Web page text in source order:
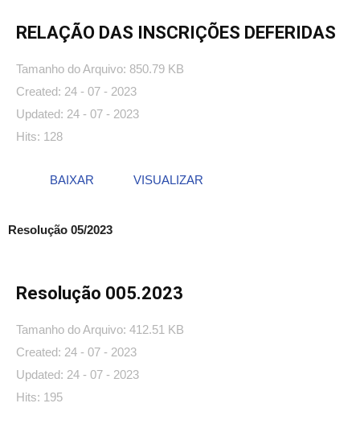
RELAÇÃO DAS INSCRIÇÕES DEFERIDAS
Tamanho do Arquivo: 850.79 KB
Created: 24 - 07 - 2023
Updated: 24 - 07 - 2023
Hits: 128
BAIXAR VISUALIZAR
Resolução 05/2023
Resolução 005.2023
Tamanho do Arquivo: 412.51 KB
Created: 24 - 07 - 2023
Updated: 24 - 07 - 2023
Hits: 195